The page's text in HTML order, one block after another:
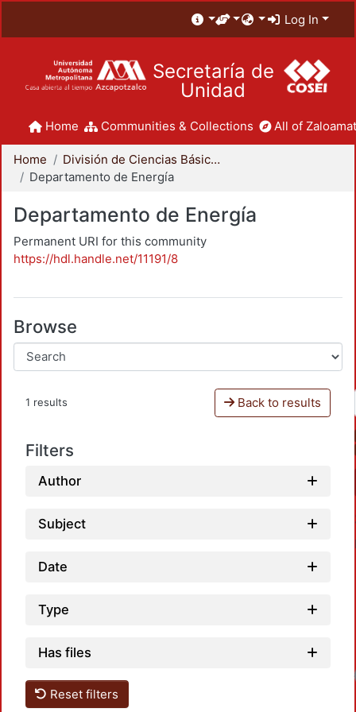
Log In
Secretaría de
Unidad
Home Communities & Collections All of
Home
División de Ciencias Básicas e Ingeniería
Departamento de Energía
Departamento de Energía
Permanent URI for this community
https://hdl.handle.net/11191/8
Browse
1 results Back to results
Filters
Author
Subject
Date
Type
Has files
Reset filters